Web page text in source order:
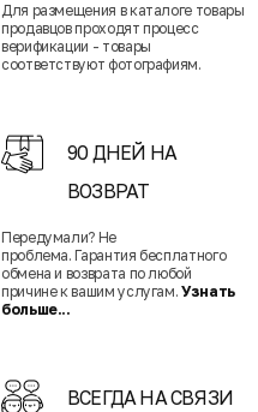
Для размещения в каталоге товары
продавцов проходят процесс
верификации - товары
соответствуют фотографиям.
90 ДНЕЙ НА
ВОЗВРАТ
Передумали? Не
проблема. Гарантия бесплатного
обмена и возврата по любой
причине к вашим услугам. Узнать
больше...
ВСЕГДА НА СВЯЗИ